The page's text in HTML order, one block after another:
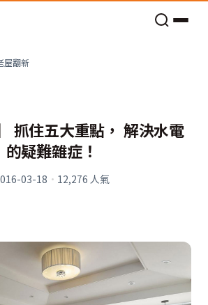
屋翻新
抓住五大重點， 解決水電
的疑難雜症！
03-18 · 12,276 人氣